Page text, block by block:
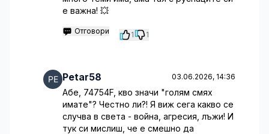
е важна! 💥
Отговори 1 1
Petar58 03.06.2026, 14:36
Абе, 74754F, кво значи "голям смях
имате"? Честно ли?! Я виж сега какво се
случва в света - война, агресия, лъжи! И
тук си мислиш, че е смешно да